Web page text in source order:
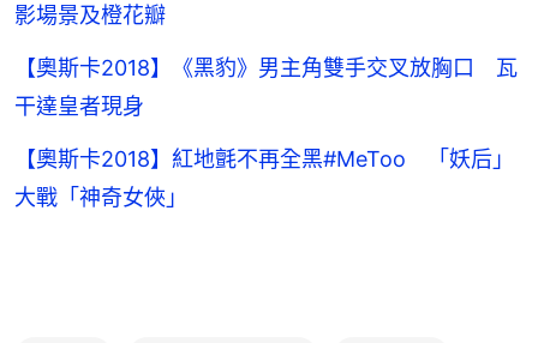
影場景及橙花瓣
【奧斯卡2018】《黑豹》男主角雙手交叉放胸口 瓦
干達皇者現身
【奧斯卡2018】紅地氈不再全黑#MeToo 「妖后」
大戰「神奇女俠」